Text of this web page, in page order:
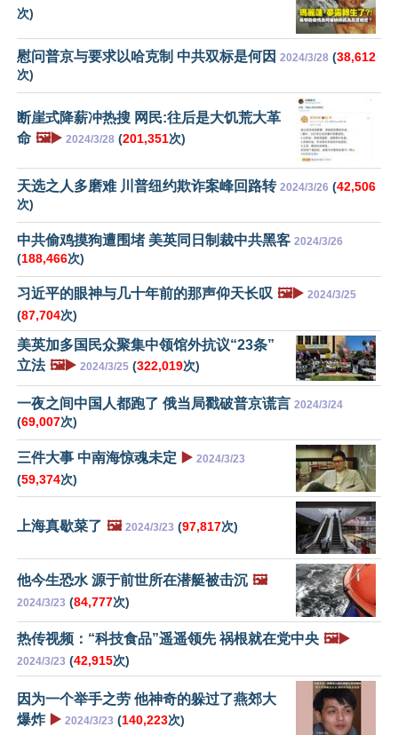
次)
慰问普京与要求以哈克制 中共双标是何因 2024/3/28 (38,612
次)
断崖式降薪冲热搜 网民:往后是大饥荒大革
命 🖼️▶️ 2024/3/28 (201,351次)
天选之人多磨难 川普纽约欺诈案峰回路转 2024/3/26 (42,506
次)
中共偷鸡摸狗遭围堵 美英同日制裁中共黑客 2024/3/26
(188,466次)
习近平的眼神与几十年前的那声仰天长叹 🖼️▶️ 2024/3/25
(87,704次)
美英加多国民众聚集中领馆外抗议“23条”
立法 🖼️▶️ 2024/3/25 (322,019次)
一夜之间中国人都跑了 俄当局戳破普京谎言 2024/3/24
(69,007次)
三件大事 中南海惊魂未定 ▶️ 2024/3/23
(59,374次)
上海真歇菜了 🖼️ 2024/3/23 (97,817次)
他今生恐水 源于前世所在潜艇被击沉 🖼️
2024/3/23 (84,777次)
热传视频：“科技食品”遥遥领先 祸根就在党中央 🖼️▶️
2024/3/23 (42,915次)
因为一个举手之劳 他神奇的躲过了燕郊大
爆炸 ▶️ 2024/3/23 (140,223次)